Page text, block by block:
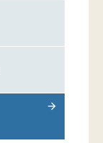
arrow_forward